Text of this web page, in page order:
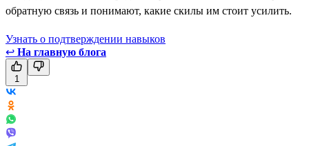
обратную связь и понимают, какие скилы им стоит усилить.
Узнать о подтверждении навыков
↩ На главную блога
1